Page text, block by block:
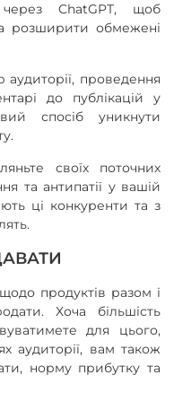
ChatGPT, щоб
розширити обмежені
проведення
до публікацій у
спосіб уникнути
своїх поточних
та антипатії у вашій
ці конкуренти та з
щодо продуктів разом і
Хоча більшість
для цього,
аудиторії, вам також
норму прибутку та